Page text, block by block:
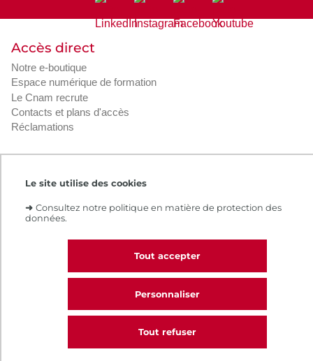
Le site utilise des cookies
➜ Consultez notre politique en matière de protection des
données.
Tout accepter
Tout refuser
Personnaliser
CALL
Accès direct
Notre e-boutique
Espace numérique de formation
Le Cnam recrute
Contacts et plans d'accès
Réclamations
Règlement intérieur
Infos légales